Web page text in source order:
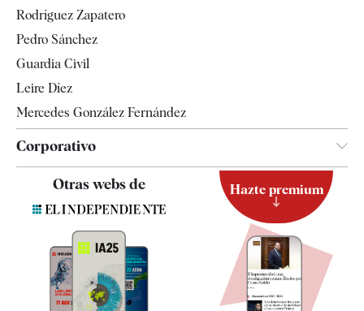
Televisión
Rodríguez Zapatero
Pedro Sánchez
Guardia Civil
Leire Díez
Mercedes González Fernández
Corporativo
Contacto
Quiénes somos
Especificaciones
Otras webs de Hazte premium